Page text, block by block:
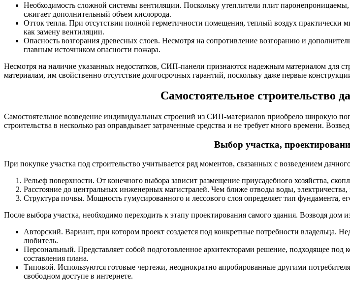
Необходимость сложной системы вентиляции. Поскольку утеплители плит
сжигает дополнительный объем кислорода.
Отток тепла. При отсутствии полной герметичности помещения, теплый воздух практически
как замену вентиляции.
Опасность возгорания древесных слоев. Несмотря на сопротивление возгоранию и
главным источником опасности пожара.
Несмотря на наличие указанных недостатков, СИП-панели признаются надежным материалом для
материалам, им свойственно отсутствие долгосрочных гарантий, поскольку даже первые
Самостоятельное строительство
Самостоятельное возведение индивидуальных строений из СИП-материалов приобрело широкую
строительства в несколько раз оправдывает затраченные средства и не требует много времени.
Выбор участка,
При покупке участка под строительство учитывается ряд моментов, связанных с возведением
Рельеф поверхности. От конечного выбора зависит размещение приусадебного хозяйства,
Расстояние до центральных инженерных магистралей. Чем ближе отводы воды,
Структура почвы. Мощность гумусированного и лессового слоя определяет тип фундамента,
После выбора участка, необходимо переходить к этапу проектирования самого здания. Возводя
Авторский. Вариант, при котором проект создается под конкретные потребности владельца.
любитель.
Персональный. Представляет собой подготовленное архитекторами решение, подходящее под
составления плана.
Типовой. Используются готовые чертежи, неоднократно апробированные другими
свободном доступе в интернете.